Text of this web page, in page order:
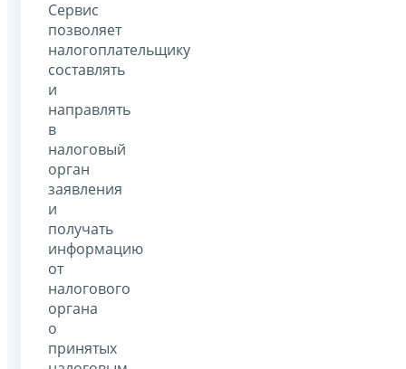
Сервис
позволяет
налогоплательщику
составлять
и
направлять
в
налоговый
орган
заявления
и
получать
информацию
от
налогового
органа
о
принятых